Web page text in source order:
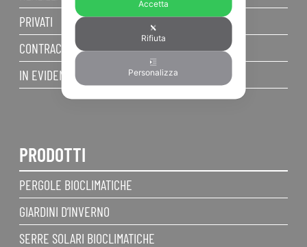
PRIVATI
CONTRACT
IN EVIDENZA
PRODOTTI
PERGOLE BIOCLIMATICHE
GIARDINI D’INVERNO
SERRE SOLARI BIOCLIMATICHE
Accetta
Rifiuta
Personalizza